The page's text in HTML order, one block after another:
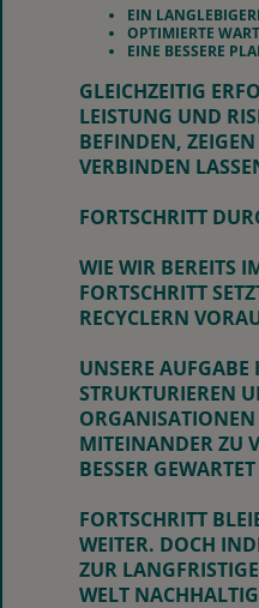
EIN
OPTIMIERTE
EINE BESSERE
GLEICHZEITIG
LEISTUNG UND
BEFINDEN,
VERBINDEN
FORTSCHRITT
WIE WIR BEREITS
FORTSCHRITT
RECYCLERN
UNSERE
STRUKTURIEREN
MITEINANDER ZU
BESSER
FORTSCHRITT
WEITER. DOCH
ZUR
WELT